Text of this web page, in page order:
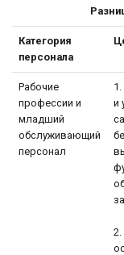
Категория
персонала
Рабочие
профессии и
младший
обслуживающий
персонал
и